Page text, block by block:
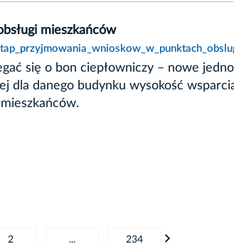
mieszkańców
się o bon ciepłowniczy – nowe
dla danego budynku wysokość
2 ... 234